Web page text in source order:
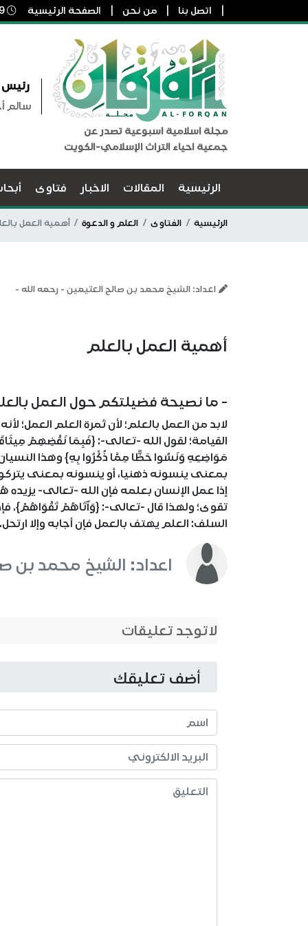
اتصل بنا من نحن الصفحة الرئيسية
مجلة اسلامية اسبوعية تصدر عن
جمعية احياء التراث الإسلامي-الكويت
رئيس
سالم
الرئيسية المقالات الاخبار فتاوى
الرئيسية الفتاوى العلم و الدعوة أهمية العمل
اعداد: الشيخ محمد بن صالح العثيمين - رحمه الله -
أهمية العمل بالعلم
- ما نصيحة فضيلتكم حول العمل
لابد من العمل بالعلم؛ لأن ثمرة العلم العمل؛
القيامة؛ لقول الله -تعالى-: {فَبِمَا نَقْضِهِمْ
بمعنى ينسونه ذهنيا، أو ينسونه بمعنى
إذا عمل الإنسان بعلمه فإن الله -تعالى-
تقوى؛ ولهذا قال -تعالى-: {وَآَتَاهُمْ تَقْوَاهُمْ}.
السلف: العلم يهتف بالعمل فإن أجابه وإلا ارتحل.
اعداد: الشيخ محمد بن
لاتوجد تعليقات
أضف تعليقك